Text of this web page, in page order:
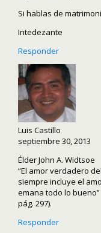
Si hablas de
Intedezante
Responder
Luis Castillo
septiembre 30, 2013
Élder John A. Widtsoe
“El amor verdadero
siempre incluye el
emana todo lo
pág. 297).
Responder